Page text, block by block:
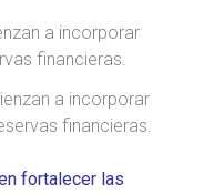
a incorporar
financieras.
fortalecer las